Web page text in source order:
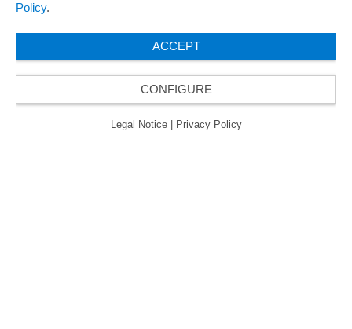
Policy.
ACCEPT
CONFIGURE
Legal Notice Privacy Policy